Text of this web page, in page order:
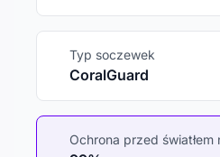
Typ soczewek
CoralGuard
Ochrona przed światłem